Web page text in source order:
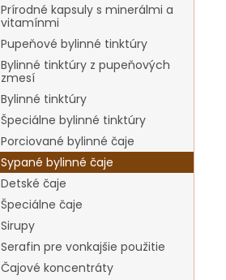
Prírodné kapsuly s minerálmi a
vitamínmi
Pupeňové bylinné tinktúry
Bylinné tinktúry z pupeňových
zmesí
Bylinné tinktúry
Špeciálne bylinné tinktúry
Porciované bylinné čaje
Sypané bylinné čaje
Detské čaje
Špeciálne čaje
Sirupy
Serafin pre vonkajšie použitie
Čajové koncentráty